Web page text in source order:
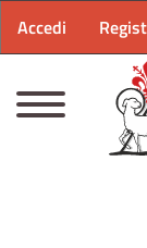
Menu profilo
Accedi